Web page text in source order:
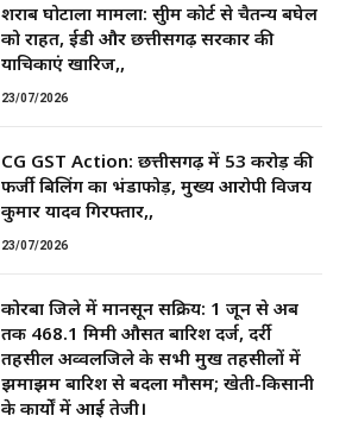
शराब घोटाला मामला: सुप्रीम कोर्ट से चैतन्य बघेल
को राहत, ईडी और छत्तीसगढ़ सरकार की
याचिकाएं खारिज,,
23/07/2026
CG GST Action: छत्तीसगढ़ में 53 करोड़ की
फर्जी बिलिंग का भंडाफोड़, मुख्य आरोपी विजय
कुमार यादव गिरफ्तार,,
23/07/2026
कोरबा जिले में मानसून सक्रिय: 1 जून से अब
तक 468.1 मिमी औसत बारिश दर्ज, दर्री
तहसील अव्वलजिले के सभी प्रमुख तहसीलों में
झमाझम बारिश से बदला मौसम; खेती-किसानी
के कार्यों में आई तेजी।